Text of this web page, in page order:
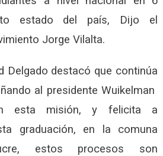
estado del país, Dijo el
Jorge Vilalta.
Delgado destacó que continúa
al presidente Wuikelman
esta misión, y felicita a
graduación, en la comuna
estos procesos son